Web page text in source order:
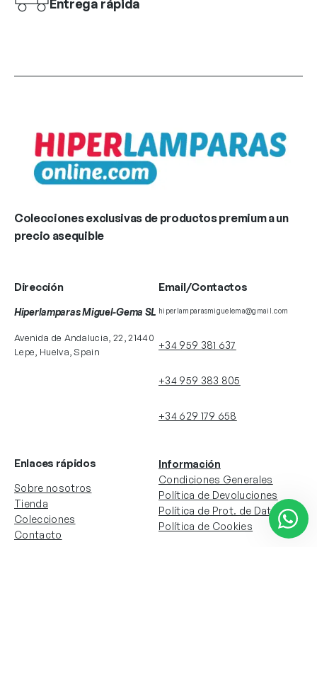
Entrega rápida
Colecciones exclusivas de productos premium a un
precio asequible
Dirección
Hiperlamparas Miguel-Gema SL
Avenida de Andalucia, 22, 21440
Lepe, Huelva, Spain
Email/Contactos
hiperlamparasmiguelema@gmail.com
+34 959 381 637
+34 959 383 805
+34 629 179 658
Enlaces rápidos
Sobre nosotros
Tienda
Colecciones
Contacto
Información
Condiciones Generales
Política de Devoluciones
Política de Prot. de Datos
Política de Cookies